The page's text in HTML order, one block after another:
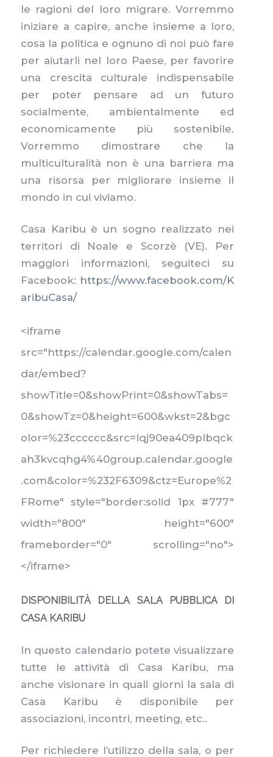
le ragioni del loro migrare. Vorremmo
iniziare a capire, anche insieme a loro,
cosa la politica e ognuno di noi può fare
per aiutarli nel loro Paese, per favorire
una crescita culturale indispensabile
per poter pensare ad un futuro
socialmente, ambientalmente ed
economicamente più sostenibile.
Vorremmo dimostrare che la
multiculturalità non è una barriera ma
una risorsa per migliorare insieme il
mondo in cui viviamo.
Casa Karibu è un sogno realizzato nei
territori di Noale e Scorzè (VE). Per
maggiori informazioni, seguiteci su
Facebook: https://www.facebook.com/K
aribuCasa/
<iframe
src="https://calendar.google.com/calen
dar/embed?
showTitle=0&showPrint=0&showTabs=
0&showTz=0&height=600&wkst=2&bgc
olor=%23cccccc&src=lqj90ea409plbqck
ah3kvcqhg4%40group.calendar.google
.com&color=%232F6309&ctz=Europe%2
FRome" style="border:solid 1px #777"
width="800" height="600"
frameborder="0" scrolling="no">
</iframe>
DISPONIBILITÀ DELLA SALA PUBBLICA DI
CASA KARIBU
In questo calendario potete visualizzare
tutte le attività di Casa Karibu, ma
anche visionare in quali giorni la sala di
Casa Karibu è disponibile per
associazioni, incontri, meeting, etc..
Per richiedere l’utilizzo della sala, o per